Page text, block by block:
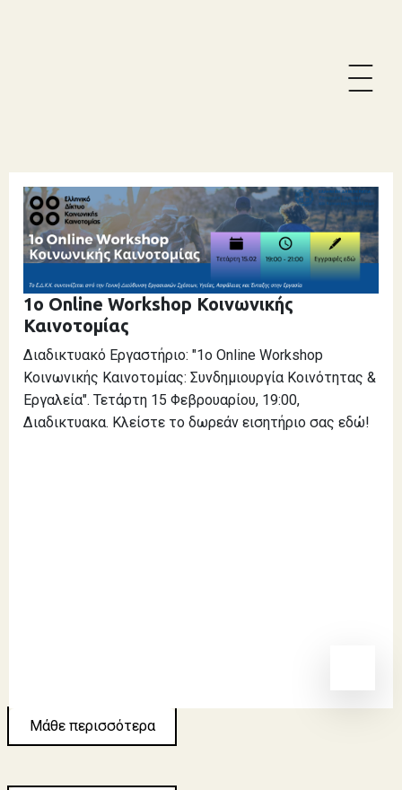
Κοινωνική Καινοτομία
Δραστηριότητες
Άξονες Προτεραιότητας
Αποθετήριο Γνώσης
1o Online Workshop Κοινωνικής
Καινοτομίας
Διαδικτυακό Εργαστήριο: "1o Online Workshop
Κοινωνικής Καινοτομίας: Συνδημιουργία Κοινότητας &
Εργαλεία". Τετάρτη 15 Φεβρουαρίου, 19:00,
Διαδικτυακα. Κλείστε το δωρεάν εισητήριο σας εδώ!
Μάθε περισσότερα